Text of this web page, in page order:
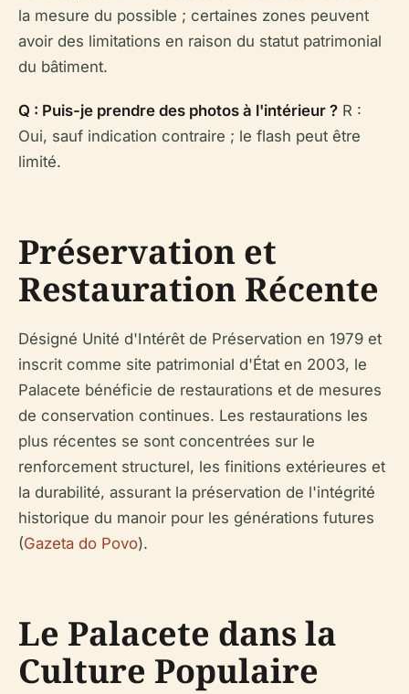
la mesure du possible ; certaines zones peuvent
avoir des limitations en raison du statut patrimonial
du bâtiment.
Q : Puis-je prendre des photos à l'intérieur ? R :
Oui, sauf indication contraire ; le flash peut être
limité.
Préservation et
Restauration Récente
Désigné Unité d'Intérêt de Préservation en 1979 et
inscrit comme site patrimonial d'État en 2003, le
Palacete bénéficie de restaurations et de mesures
de conservation continues. Les restaurations les
plus récentes se sont concentrées sur le
renforcement structurel, les finitions extérieures et
la durabilité, assurant la préservation de l'intégrité
historique du manoir pour les générations futures
(Gazeta do Povo).
Le Palacete dans la
Culture Populaire